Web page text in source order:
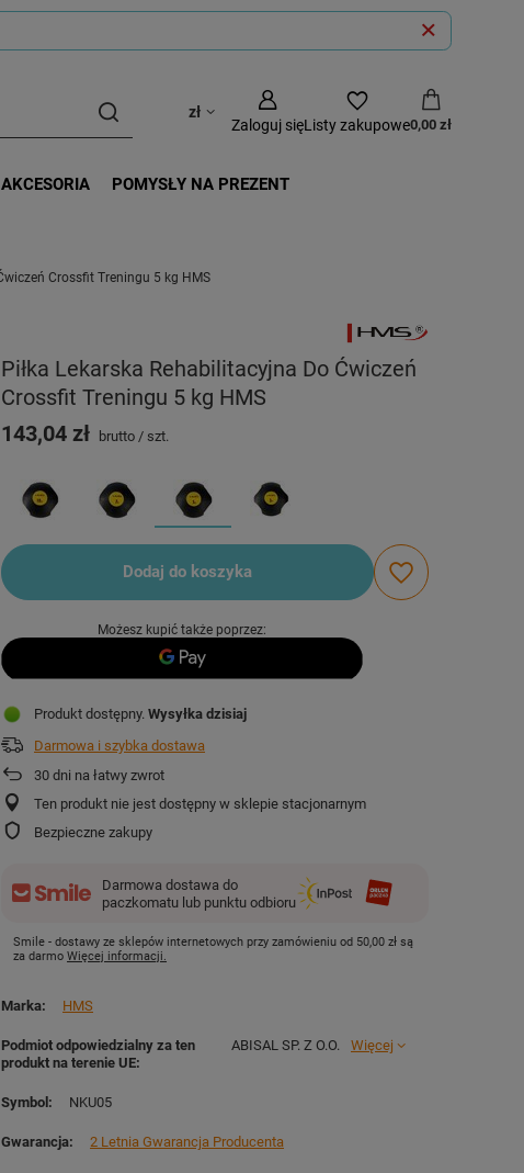
zł
Zaloguj sięListy zakupowe0,00 zł
POMYSŁY NA PREZENT
Crossfit Treningu 5 kg HMS
Piłka Lekarska Rehabilitacyjna Do Ćwiczeń
Crossfit Treningu 5 kg HMS
143,04 zł brutto / szt.
Dodaj do koszyka
Możesz kupić także poprzez:
Produkt dostępny Wysyłkadzisiaj
Darmowa i szybka dostawa
30 dni na łatwy zwrot
Ten produkt nie jest dostępny w sklepie stacjonarnym
Bezpieczne zakupy
Darmowa dostawa do
paczkomatu lub punktu odbioru
Smile - dostawy ze sklepów internetowych przy zamówieniu od 50,00 zł są
za darmoWięcej informacji.
Marka HMS
Podmiot odpowiedzialny za ten
produkt na terenie UE
ABISAL SP. Z O.O. Więcej
Symbol NKU05
Gwarancja 2 Letnia Gwarancja Producenta